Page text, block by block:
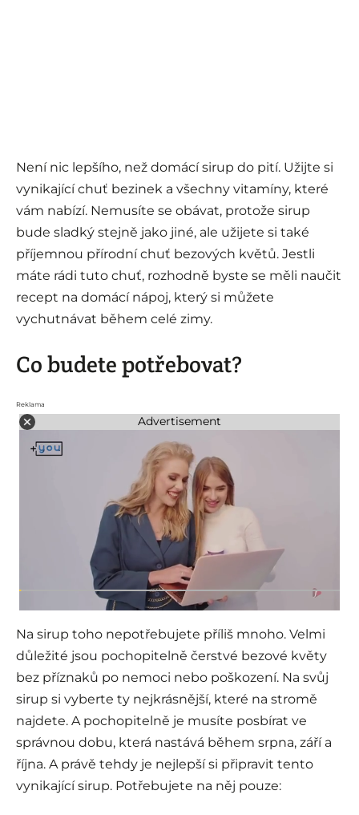
Není nic lepšího, než domácí sirup do pití. Užijte si
vynikající chuť bezinek a všechny vitamíny, které
vám nabízí. Nemusíte se obávat, protože sirup
bude sladký stejně jako jiné, ale užijete si také
příjemnou přírodní chuť bezových květů. Jestli
máte rádi tuto chuť, rozhodně byste se měli naučit
recept na domácí nápoj, který si můžete
vychutnávat během celé zimy.
Co budete potřebovat?
Reklama
Advertisement
Na sirup toho nepotřebujete příliš mnoho. Velmi
důležité jsou pochopitelně čerstvé bezové květy
bez příznaků po nemoci nebo poškození. Na svůj
sirup si vyberte ty nejkrásnější, které na stromě
najdete. A pochopitelně je musíte posbírat ve
správnou dobu, která nastává během srpna, září a
října. A právě tehdy je nejlepší si připravit tento
vynikající sirup. Potřebujete na něj pouze: